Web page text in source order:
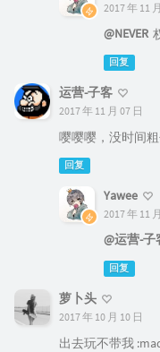
2017 年 11
@NEVER
回复
运营-子客
2017 年 11 月 07 日
嘤嘤嘤，没时间
回复
Yawee
2017 年 11
@运营-子
回复
萝卜头
2017 年 10 月 10 日
出去玩不带我